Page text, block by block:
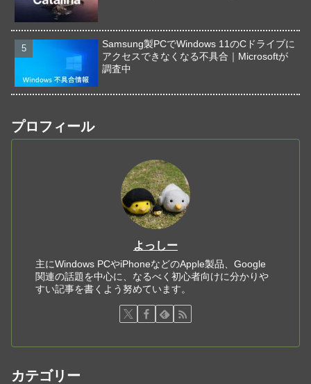
Samsung製PCでWindows 11のCドライブに
アクセスできなくなる不具合｜Microsoftが
調査中
プロフィール
よっしー
主にWindows PCやiPhoneなどのApple製品、Google
関連の話題を中心に、なるべく初心者向けに分かりや
すい記事を書くよう努めています。
カテゴリー